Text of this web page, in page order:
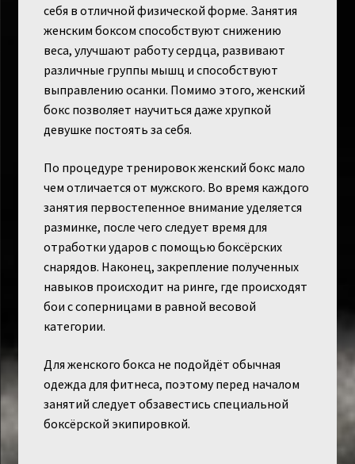
себя в отличной физической форме. Занятия
женским боксом способствуют снижению
веса, улучшают работу сердца, развивают
различные группы мышц и способствуют
выправлению осанки. Помимо этого, женский
бокс позволяет научиться даже хрупкой
девушке постоять за себя.
По процедуре тренировок женский бокс мало
чем отличается от мужского. Во время каждого
занятия первостепенное внимание уделяется
разминке, после чего следует время для
отработки ударов с помощью боксёрских
снарядов. Наконец, закрепление полученных
навыков происходит на ринге, где происходят
бои с соперницами в равной весовой
категории.
Для женского бокса не подойдёт обычная
одежда для фитнеса, поэтому перед началом
занятий следует обзавестись специальной
боксёрской экипировкой.